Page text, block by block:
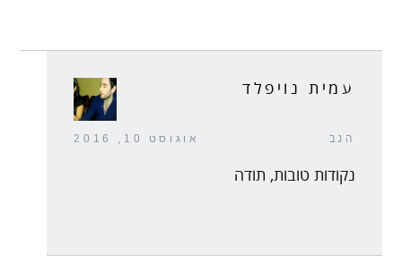
הגב אוגוסט 10, 2016
עמית נויפלד
נקודות טובות, תודה